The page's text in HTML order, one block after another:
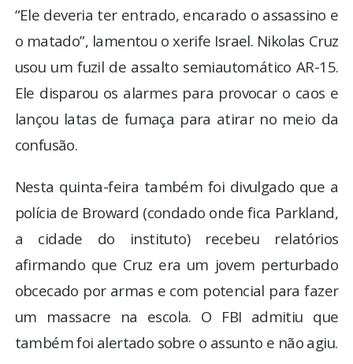
“Ele deveria ter entrado, encarado o assassino e
o matado”, lamentou o xerife Israel. Nikolas Cruz
usou um fuzil de assalto semiautomático AR-15.
Ele disparou os alarmes para provocar o caos e
lançou latas de fumaça para atirar no meio da
confusão.
Nesta quinta-feira também foi divulgado que a
polícia de Broward (condado onde fica Parkland,
a cidade do instituto) recebeu relatórios
afirmando que Cruz era um jovem perturbado
obcecado por armas e com potencial para fazer
um massacre na escola. O FBI admitiu que
também foi alertado sobre o assunto e não agiu.